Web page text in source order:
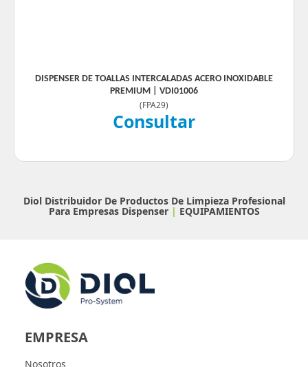
DISPENSER DE TOALLAS INTERCALADAS ACERO INOXIDABLE
PREMIUM | VDI01006
(FPA29)
Consultar
Diol Distribuidor De Productos De Limpieza Profesional
Para Empresas Dispenser| EQUIPAMIENTOS
EMPRESA
Nosotros